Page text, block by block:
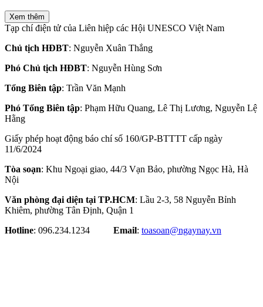
Xem thêm
Tạp chí điện tử của Liên hiệp các Hội UNESCO Việt Nam
Chủ tịch HĐBT: Nguyễn Xuân Thắng
Phó Chủ tịch HĐBT: Nguyễn Hùng Sơn
Tổng Biên tập: Trần Văn Mạnh
Phó Tổng Biên tập: Phạm Hữu Quang, Lê Thị Lương, Nguyễn Lệ
Hằng
Giấy phép hoạt động báo chí số 160/GP-BTTTT cấp ngày
11/6/2024
Tòa soạn: Khu Ngoại giao, 44/3 Vạn Bảo, phường Ngọc Hà, Hà
Nội
Văn phòng đại diện tại TP.HCM: Lầu 2-3, 58 Nguyễn Bỉnh
Khiêm, phường Tân Định, Quận 1
Hotline: 096.234.1234 Email: toasoan@ngaynay.vn